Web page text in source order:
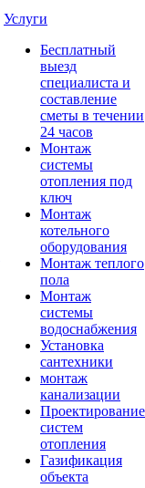
Услуги
Бесплатный
выезд
специалиста и
составление
сметы в течении
24 часов
Монтаж
системы
отопления под
ключ
Монтаж
котельного
оборудования
Монтаж теплого
пола
Монтаж
системы
водоснабжения
Установка
сантехники
монтаж
канализации
Проектирование
систем
отопления
Газификация
объекта